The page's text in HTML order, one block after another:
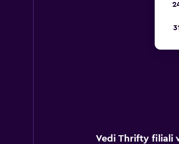
Vedi Thrifty filiali